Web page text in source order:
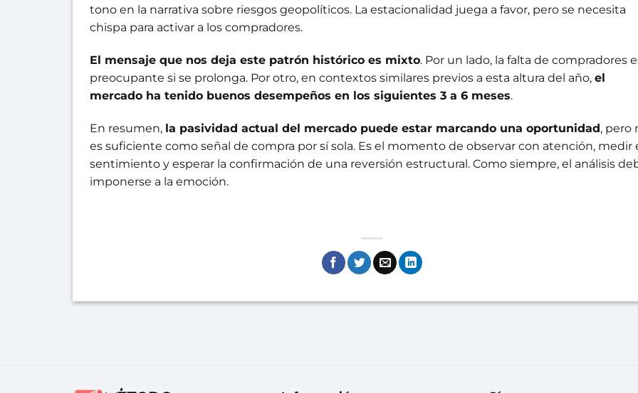
tono en la narrativa sobre riesgos geopolíticos. La estacionalidad juega a favor, pero se necesita
chispa para activar a los compradores.
El mensaje que nos deja este patrón histórico es mixto. Por un lado, la falta de compradores
preocupante si se prolonga. Por otro, en contextos similares previos a esta altura del año, el
mercado ha tenido buenos desempeños en los siguientes 3 a 6 meses.
En resumen, la pasividad actual del mercado puede estar marcando una oportunidad, pero
es suficiente como señal de compra por sí sola. Es el momento de observar con atención, medir
sentimiento y esperar la confirmación de una reversión estructural. Como siempre, el análisis
imponerse a la emoción.